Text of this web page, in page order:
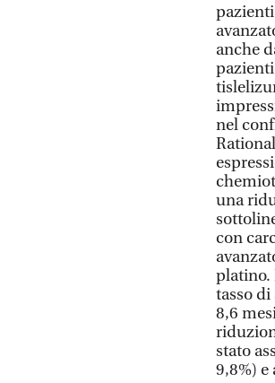
anche
nel
una
con
platino.
tasso
8,6
stato
9,8%)